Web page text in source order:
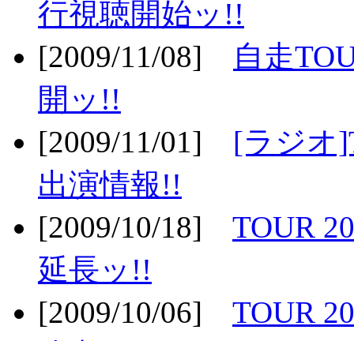
行視聴開始ッ!!
[2009/11/08]
自走
開ッ!!
[2009/11/01] [ラジオ
出演情報!!
[2009/10/18] TOUR
延長ッ!!
[2009/10/06] TOUR